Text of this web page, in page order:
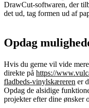
DrawCut-softwaren, der
det ud, tag formen ud af
Opdag
Hvis du gerne vil vide
direkte på https://
fladbeds-vinylskæreren er
Opdag de alsidige
projekter efter dine ønsker